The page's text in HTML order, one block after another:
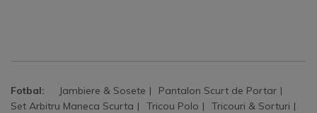
Fotbal: Jambiere & Sosete
Pantalon Scurt de Portar
Set Arbitru Maneca Scurta
Tricou Polo
Tricouri & Sorturi